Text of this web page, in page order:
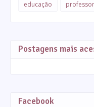
educação
Postagens mais
Facebook